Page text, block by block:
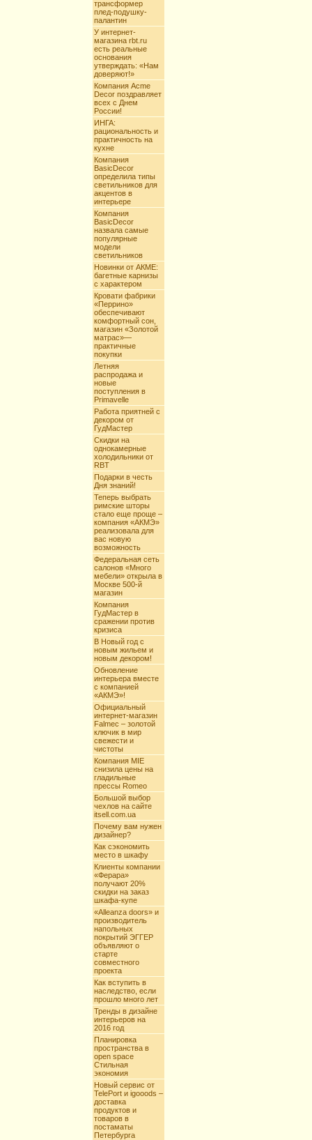
трансформер
плед-подушку-
палантин
У интернет-
магазина rbt.ru
есть реальные
основания
утверждать: «Нам
доверяют!»
Компания Acme
Decor поздравляет
всех с Днем
России!
ИНГА:
рациональность и
практичность на
кухне
Компания
BasicDecor
определила типы
светильников для
акцентов в
интерьере
Компания
BasicDecor
назвала самые
популярные
модели
светильников
Новинки от АКМЕ:
багетные карнизы
с характером
Кровати фабрики
«Перрино»
обеспечивают
комфортный сон,
магазин «Золотой
матрас»—
практичные
покупки
Летняя
распродажа и
новые
поступления в
Primavelle
Работа приятней с
декором от
ГудМастер
Скидки на
однокамерные
холодильники от
RBT
Подарки в честь
Дня знаний!
Теперь выбрать
римские шторы
стало еще проще –
компания «АКМЭ»
реализовала для
вас новую
возможность
Федеральная сеть
салонов «Много
мебели» открыла в
Москве 500-й
магазин
Компания
ГудМастер в
сражении против
кризиса
В Новый год с
новым жильем и
новым декором!
Обновление
интерьера вместе
с компанией
«АКМЭ»!
Официальный
интернет-магазин
Falmec – золотой
ключик в мир
свежести и
чистоты
Компания MIE
снизила цены на
гладильные
прессы Romeo
Большой выбор
чехлов на сайте
itsell.com.ua
Почему вам нужен
дизайнер?
Как сэкономить
место в шкафу
Клиенты компании
«Ферара»
получают 20%
скидки на заказ
шкафа-купе
«Alleanza doors» и
производитель
напольных
покрытий ЭГГЕР
объявляют о
старте
совместного
проекта
Как вступить в
наследство, если
прошло много лет
Тренды в дизайне
интерьеров на
2016 год
Планировка
пространства в
open space
Стильная
экономия
Новый сервис от
TelePort и igooods –
доставка
продуктов и
товаров в
постаматы
Петербурга